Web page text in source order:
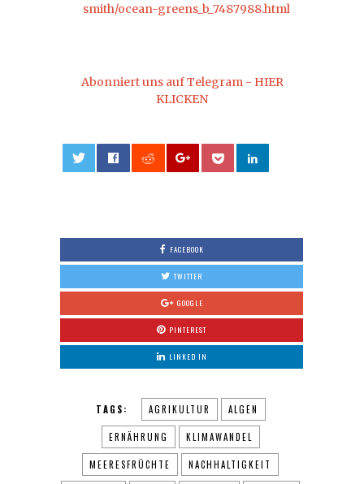
smith/ocean-greens_b_7487988.html
Abonniert uns auf Telegram - HIER
KLICKEN
FACEBOOK
TWITTER
GOOGLE
PINTEREST
LINKED IN
TAGS: AGRIKULTUR ALGEN
ERNÄHRUNG KLIMAWANDEL
MEERESFRÜCHTE NACHHALTIGKEIT